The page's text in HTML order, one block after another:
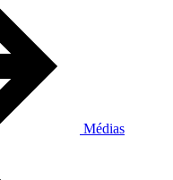
Médias